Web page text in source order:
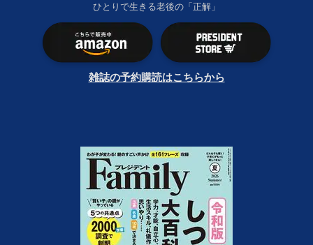
ひとりで生きる老後の「正解」
雑誌の予約購読はこちらから